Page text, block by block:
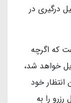
درگیری در
که اگرچه
خواهد شد،
خود
فدرال رزرو را به